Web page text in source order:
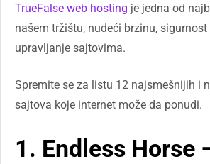
TrueFalse web hosting je jedna od
našem tržištu, nudeći brzinu,
upravljanje sajtovima.
Spremite se za listu 12 najsmešnijih i
sajtova koje internet može da ponudi.
1. Endless Horse